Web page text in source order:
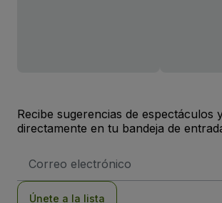
Recibe sugerencias de espectáculos
directamente en tu bandeja de
de
Únete a la lista